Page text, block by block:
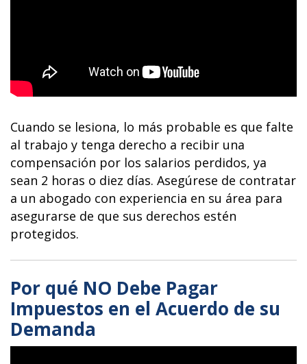
Cuando se lesiona, lo más probable es que falte
al trabajo y tenga derecho a recibir una
compensación por los salarios perdidos, ya
sean 2 horas o diez días. Asegúrese de contratar
a un abogado con experiencia en su área para
asegurarse de que sus derechos estén
protegidos.
Por qué NO Debe Pagar
Impuestos en el Acuerdo de su
Demanda